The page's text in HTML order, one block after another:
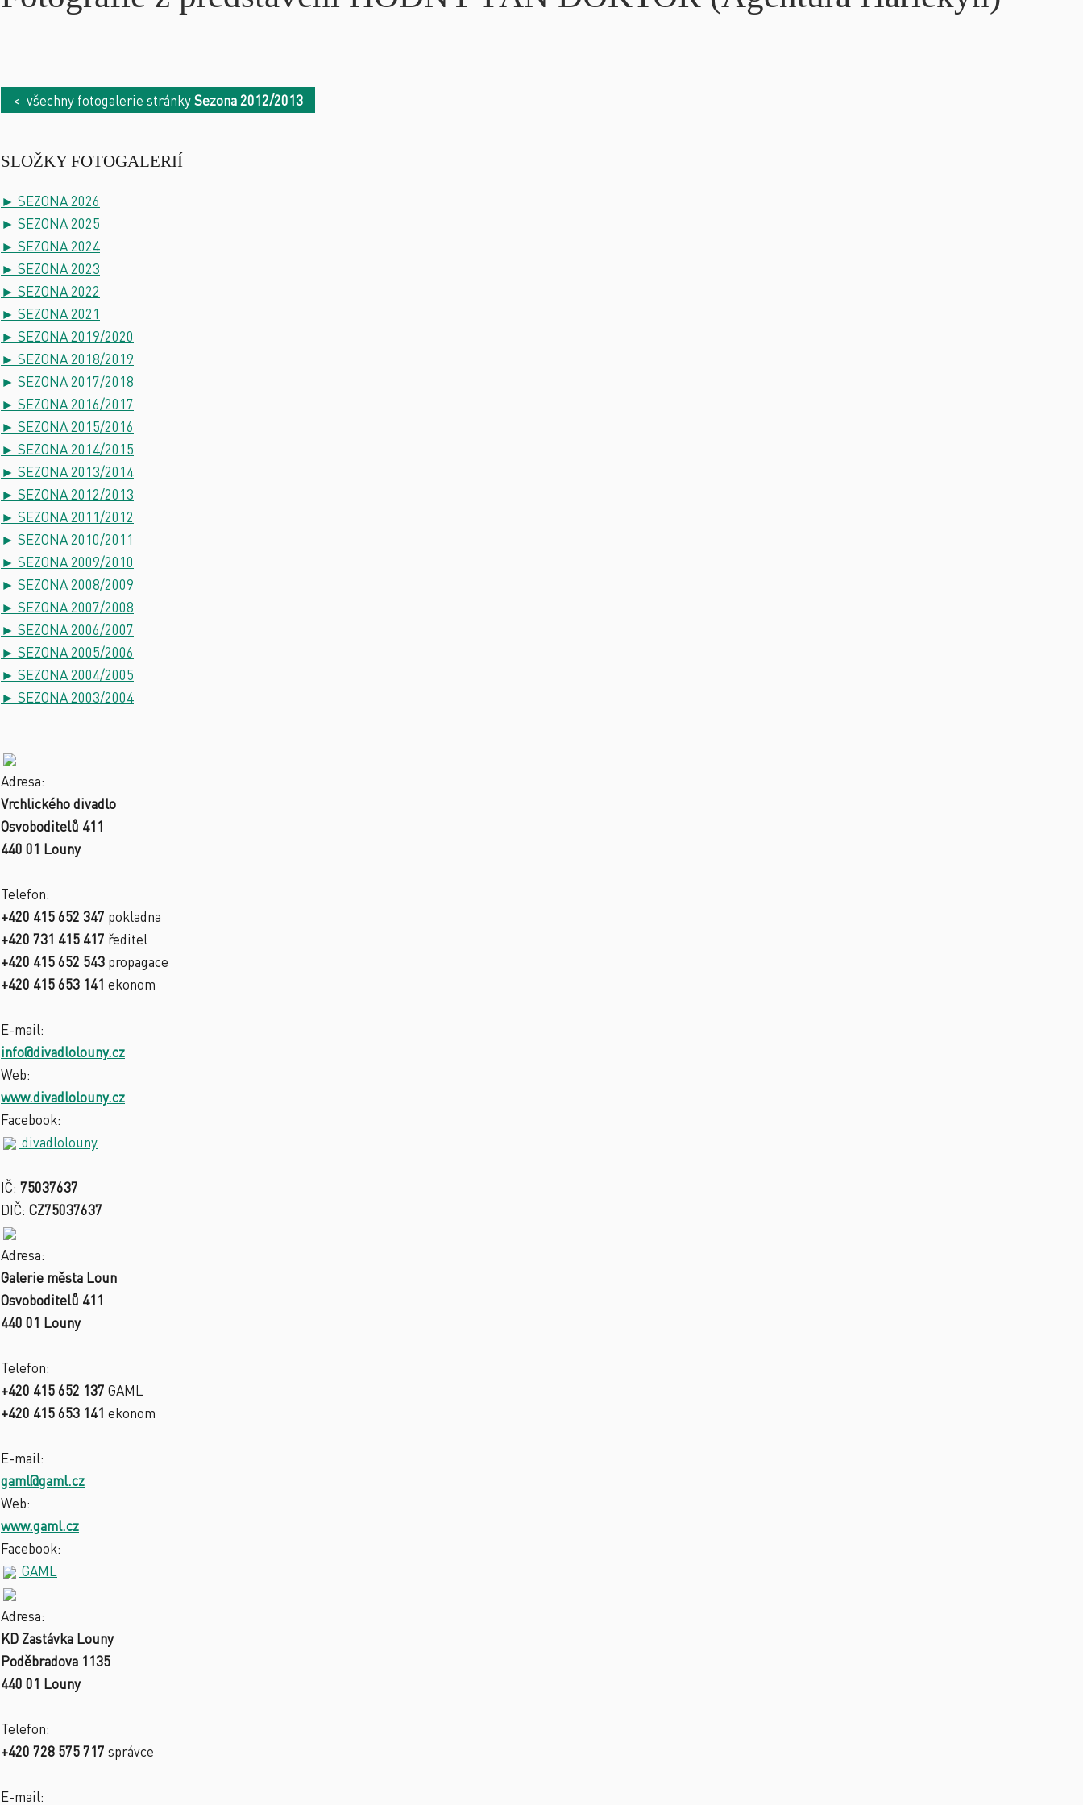
< všechny fotogalerie stránkySezona 2012/2013
SLOŽKY FOTOGALERIÍ
► SEZONA 2026
► SEZONA 2025
► SEZONA 2024
► SEZONA 2023
► SEZONA 2022
► SEZONA 2021
► SEZONA 2019/2020
► SEZONA 2018/2019
► SEZONA 2017/2018
► SEZONA 2016/2017
► SEZONA 2015/2016
► SEZONA 2014/2015
► SEZONA 2013/2014
► SEZONA 2012/2013
► SEZONA 2011/2012
► SEZONA 2010/2011
► SEZONA 2009/2010
► SEZONA 2008/2009
► SEZONA 2007/2008
► SEZONA 2006/2007
► SEZONA 2005/2006
► SEZONA 2004/2005
► SEZONA 2003/2004
Adresa:
Vrchlického divadlo
Osvoboditelů 411
440 01 Louny
Telefon:
+420 415 652 347 pokladna
+420 731 415 417 ředitel
+420 415 652 543 propagace
+420 415 653 141 ekonom
E-mail:
info@divadlolouny.cz
Web:
www.divadlolouny.cz
Facebook:
divadlolouny
IČ: 75037637
DIČ: CZ75037637
Adresa:
Galerie města Loun
Osvoboditelů 411
440 01 Louny
Telefon:
+420 415 652 137 GAML
+420 415 653 141 ekonom
E-mail:
gaml@gaml.cz
Web:
www.gaml.cz
Facebook:
GAML
Adresa:
KD Zastávka Louny
Poděbradova 1135
440 01 Louny
Telefon:
+420 728 575 717 správce
E-mail: